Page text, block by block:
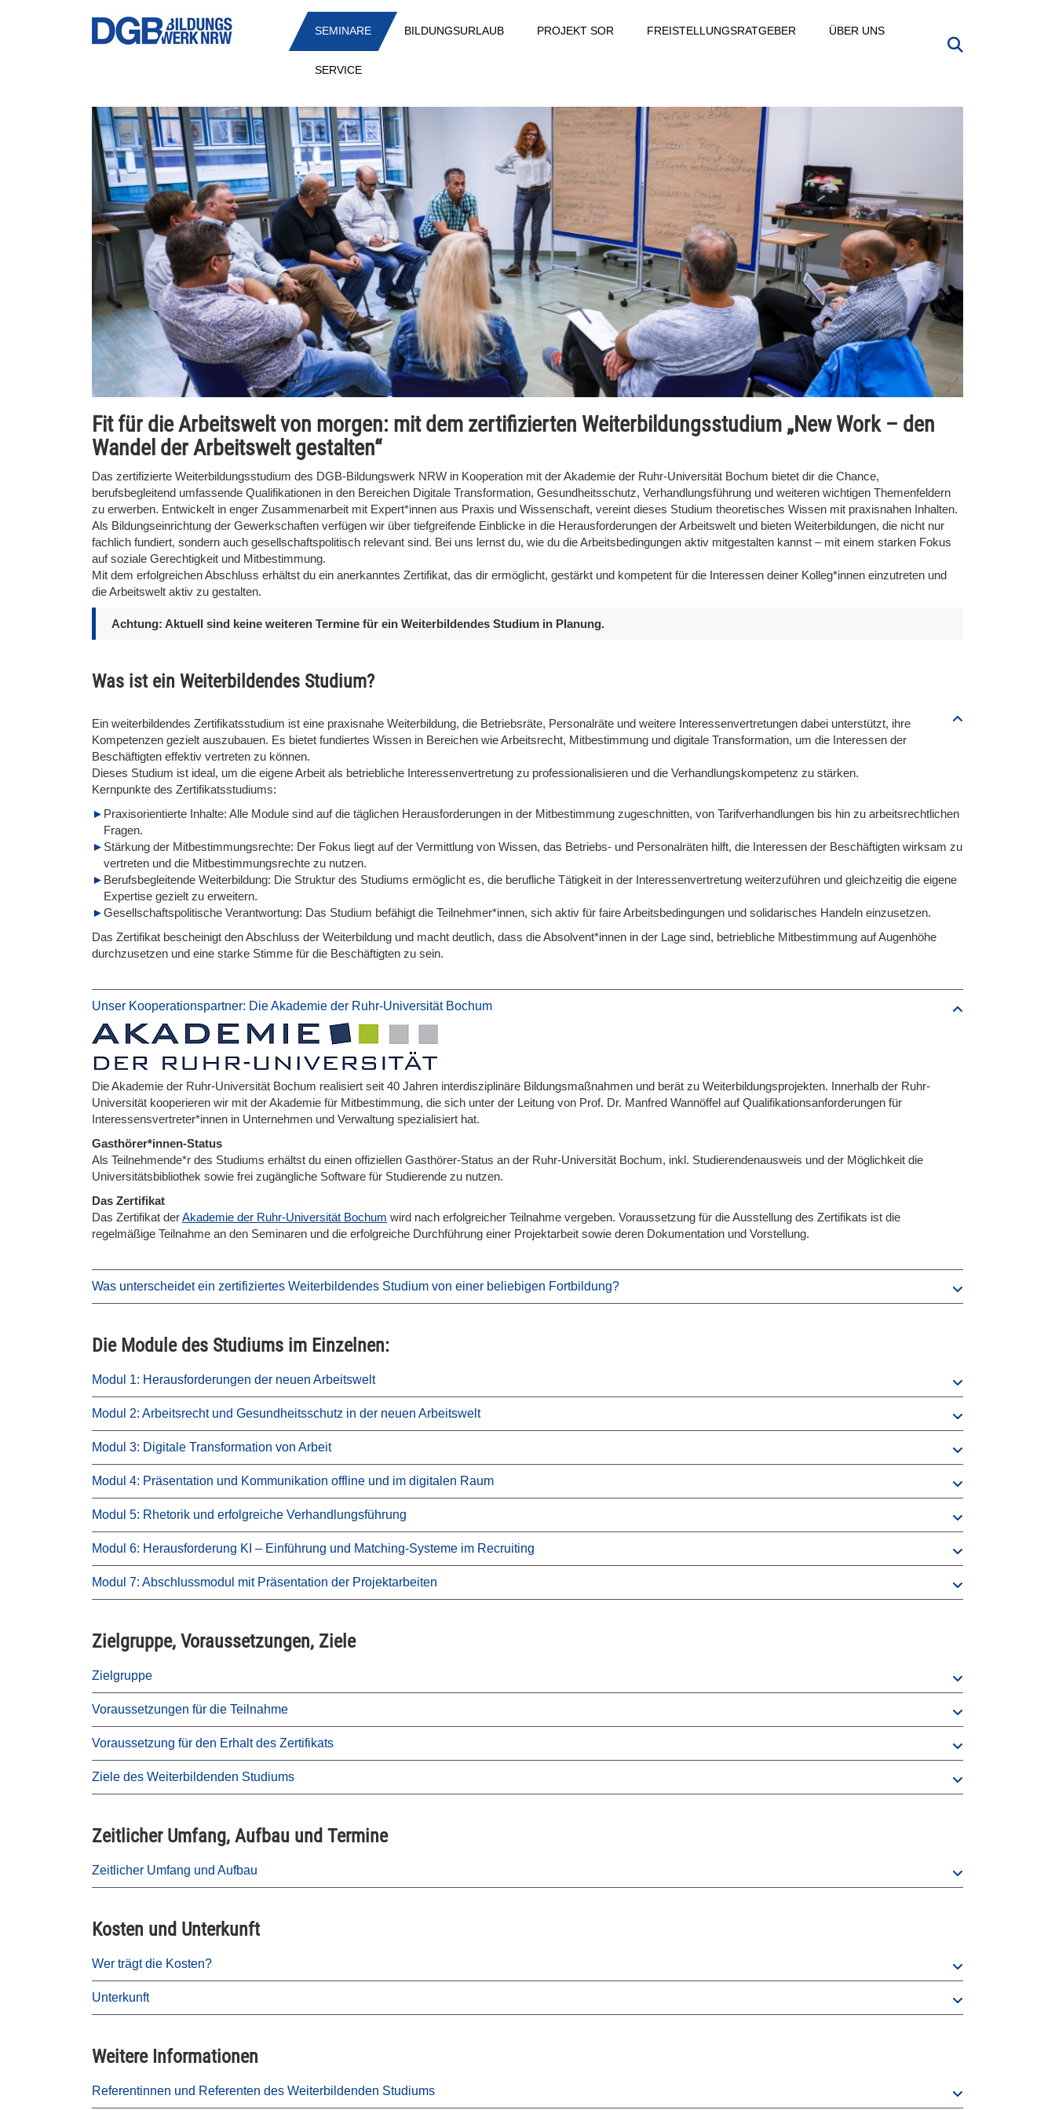
SEMINARE BILDUNGSURLAUB PROJEKT SOR FREISTELLUNGSRATGEBER ÜBER UNS
SERVICE
Fit für die Arbeitswelt von morgen: mit dem zertifizierten Weiterbildungsstudium „New Work – den
Wandel der Arbeitswelt gestalten“
Das zertifizierte Weiterbildungsstudium des DGB-Bildungswerk NRW in Kooperation mit der Akademie der Ruhr-Universität Bochum bietet dir die Chance,
berufsbegleitend umfassende Qualifikationen in den Bereichen Digitale Transformation, Gesundheitsschutz, Verhandlungsführung und weiteren wichtigen Themenfeldern
zu erwerben. Entwickelt in enger Zusammenarbeit mit Expert*innen aus Praxis und Wissenschaft, vereint dieses Studium theoretisches Wissen mit praxisnahen Inhalten.
Als Bildungseinrichtung der Gewerkschaften verfügen wir über tiefgreifende Einblicke in die Herausforderungen der Arbeitswelt und bieten Weiterbildungen, die nicht nur
fachlich fundiert, sondern auch gesellschaftspolitisch relevant sind. Bei uns lernst du, wie du die Arbeitsbedingungen aktiv mitgestalten kannst – mit einem starken Fokus
auf soziale Gerechtigkeit und Mitbestimmung.
Mit dem erfolgreichen Abschluss erhältst du ein anerkanntes Zertifikat, das dir ermöglicht, gestärkt und kompetent für die Interessen deiner Kolleg*innen einzutreten und
die Arbeitswelt aktiv zu gestalten.
Achtung: Aktuell sind keine weiteren Termine für ein Weiterbildendes Studium in Planung.
Was ist ein Weiterbildendes Studium?
Ein weiterbildendes Zertifikatsstudium ist eine praxisnahe Weiterbildung, die Betriebsräte, Personalräte und weitere Interessenvertretungen dabei unterstützt, ihre
Kompetenzen gezielt auszubauen. Es bietet fundiertes Wissen in Bereichen wie Arbeitsrecht, Mitbestimmung und digitale Transformation, um die Interessen der
Beschäftigten effektiv vertreten zu können.
Dieses Studium ist ideal, um die eigene Arbeit als betriebliche Interessenvertretung zu professionalisieren und die Verhandlungskompetenz zu stärken.
Kernpunkte des Zertifikatsstudiums:
Praxisorientierte Inhalte: Alle Module sind auf die täglichen Herausforderungen in der Mitbestimmung zugeschnitten, von Tarifverhandlungen bis hin zu arbeitsrechtlichen
Fragen.
Stärkung der Mitbestimmungsrechte: Der Fokus liegt auf der Vermittlung von Wissen, das Betriebs- und Personalräten hilft, die Interessen der Beschäftigten wirksam zu
vertreten und die Mitbestimmungsrechte zu nutzen.
Berufsbegleitende Weiterbildung: Die Struktur des Studiums ermöglicht es, die berufliche Tätigkeit in der Interessenvertretung weiterzuführen und gleichzeitig die eigene
Expertise gezielt zu erweitern.
Gesellschaftspolitische Verantwortung: Das Studium befähigt die Teilnehmer*innen, sich aktiv für faire Arbeitsbedingungen und solidarisches Handeln einzusetzen.
Das Zertifikat bescheinigt den Abschluss der Weiterbildung und macht deutlich, dass die Absolvent*innen in der Lage sind, betriebliche Mitbestimmung auf Augenhöhe
durchzusetzen und eine starke Stimme für die Beschäftigten zu sein.
Unser Kooperationspartner: Die Akademie der Ruhr-Universität Bochum
Die Akademie der Ruhr-Universität Bochum realisiert seit 40 Jahren interdisziplinäre Bildungsmaßnahmen und berät zu Weiterbildungsprojekten. Innerhalb der Ruhr-
Universität kooperieren wir mit der Akademie für Mitbestimmung, die sich unter der Leitung von Prof. Dr. Manfred Wannöffel auf Qualifikationsanforderungen für
Interessensvertreter*innen in Unternehmen und Verwaltung spezialisiert hat.
Gasthörer*innen-Status
Als Teilnehmende*r des Studiums erhältst du einen offiziellen Gasthörer-Status an der Ruhr-Universität Bochum, inkl. Studierendenausweis und der Möglichkeit die
Universitätsbibliothek sowie frei zugängliche Software für Studierende zu nutzen.
Das Zertifikat
Das Zertifikat derAkademie der Ruhr-Universität Bochum wird nach erfolgreicher Teilnahme vergeben. Voraussetzung für die Ausstellung des Zertifikats ist die
regelmäßige Teilnahme an den Seminaren und die erfolgreiche Durchführung einer Projektarbeit sowie deren Dokumentation und Vorstellung.
Was unterscheidet ein zertifiziertes Weiterbildendes Studium von einer beliebigen Fortbildung?
Die Module des Studiums im Einzelnen:
Modul 1: Herausforderungen der neuen Arbeitswelt
Modul 2: Arbeitsrecht und Gesundheitsschutz in der neuen Arbeitswelt
Modul 3: Digitale Transformation von Arbeit
Modul 4: Präsentation und Kommunikation offline und im digitalen Raum
Modul 5: Rhetorik und erfolgreiche Verhandlungsführung
Modul 6: Herausforderung KI – Einführung und Matching-Systeme im Recruiting
Modul 7: Abschlussmodul mit Präsentation der Projektarbeiten
Zielgruppe, Voraussetzungen, Ziele
Zielgruppe
Voraussetzungen für die Teilnahme
Voraussetzung für den Erhalt des Zertifikats
Ziele des Weiterbildenden Studiums
Zeitlicher Umfang, Aufbau und Termine
Zeitlicher Umfang und Aufbau
Kosten und Unterkunft
Wer trägt die Kosten?
Unterkunft
Weitere Informationen
Referentinnen und Referenten des Weiterbildenden Studiums